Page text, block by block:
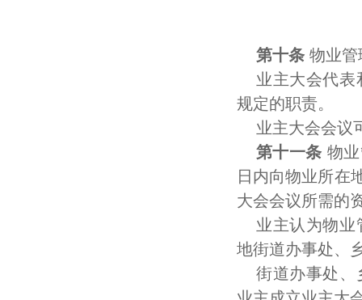
第十条 物业管
业主大会代表
规定的职责。
业主大会会议
第十一条 物
日内向物业所在
大会会议所需的
业主认为物业
地街道办事处、
街道办事处、